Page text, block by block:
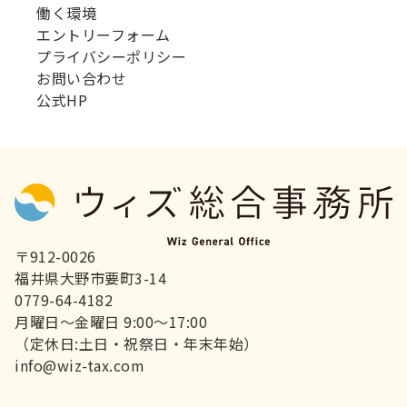
働く環境
エントリーフォーム
プライバシーポリシー
お問い合わせ
公式HP
〒912-0026
福井県大野市要町3-14
0779-64-4182
月曜日～金曜日 9:00～17:00
（定休日:土日・祝祭日・年末年始）
info@wiz-tax.com